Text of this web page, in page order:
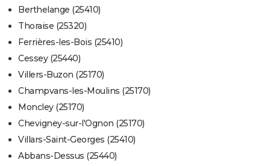
Berthelange (25410)
Thoraise (25320)
Ferrières-les-Bois (25410)
Cessey (25440)
Villers-Buzon (25170)
Champvans-les-Moulins (25170)
Moncley (25170)
Chevigney-sur-l'Ognon (25170)
Villars-Saint-Georges (25410)
Abbans-Dessus (25440)